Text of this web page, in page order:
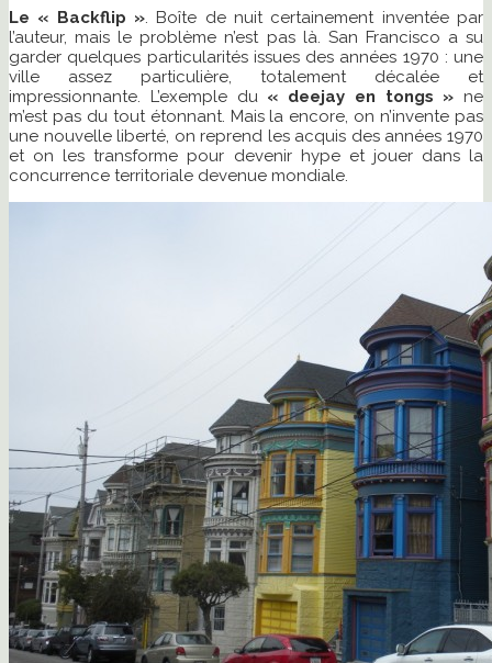
Le « Backflip ». Boîte de nuit certainement inventée par
l’auteur, mais le problème n’est pas là. San Francisco a su
garder quelques particularités issues des années 1970 : une
ville assez particulière, totalement décalée et
impressionnante. L’exemple du « deejay en tongs » ne
m’est pas du tout étonnant. Mais la encore, on n’invente pas
une nouvelle liberté, on reprend les acquis des années 1970
et on les transforme pour devenir hype et jouer dans la
concurrence territoriale devenue mondiale.